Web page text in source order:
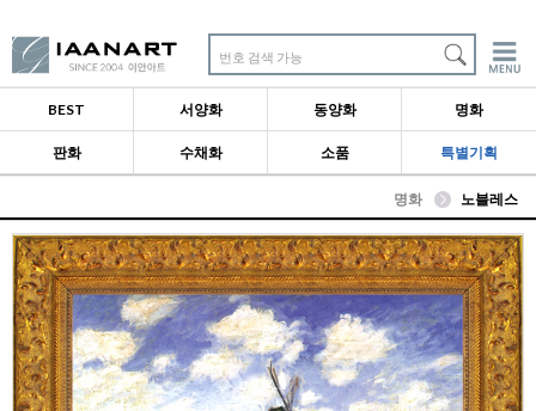
번호 검색 가능
BEST 서양화 동양화 명화
판화 수채화 소품 특별기획
명화 노블레스